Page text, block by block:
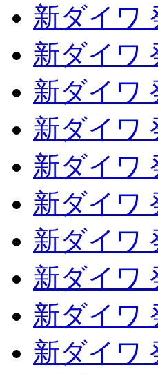
新ダイワ
新ダイ
新ダイワ
新ダイワ
新ダイ
新ダイワ
新ダイ
新ダイワ
新ダイ
新ダイワ